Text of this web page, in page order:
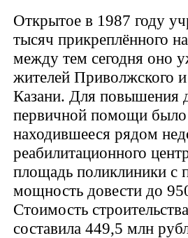
Открытое в 1987 году
тысяч прикреплённого
между тем сегодня оно
жителей Приволжского
Казани. Для повышения
первичной помощи
находившееся рядом
реабилитационного
площадь поликлиники с
мощность довести до
Стоимость
составила 449,5 млн